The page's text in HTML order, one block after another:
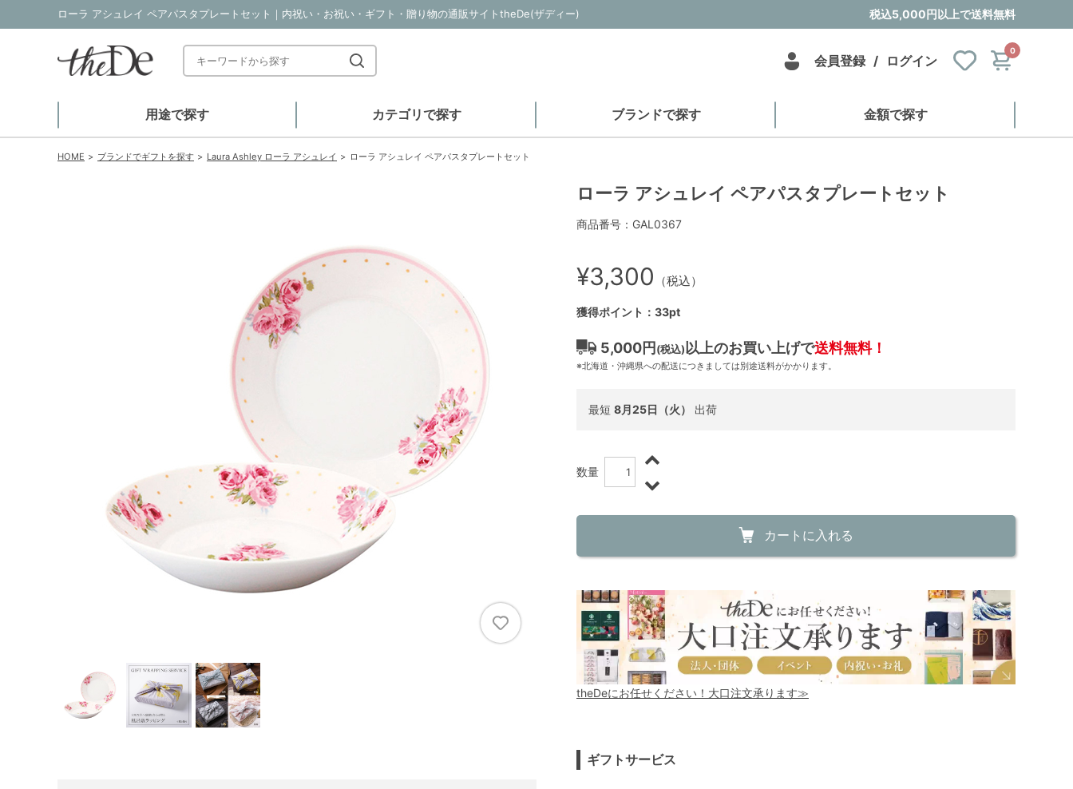
ローラ アシュレイ ペアパスタプレートセット｜内祝い・お祝い・ギフト・贈り物の通販サイトtheDe(ザディー) 税込5,000円以上で送料無料
会員登録 / ログイン
0
用途で探す カテゴリで探す ブランドで探す 金額で探す
HOME ブランドでギフトを探す Laura Ashley ローラ アシュレイ ローラ アシュレイ ペアパスタプレートセット
ローラ アシュレイ ペアパスタプレートセット
商品番号：GAL0367
¥3,300 （税込）
獲得ポイント：33pt
5,000円 (税込) 以上のお買い上げで送料無料！
※北海道・沖縄県への配送につきましては別途送料がかかります。
最短 8月25日（火） 出荷
数量
カートに入れる
theDeにお任せください！大口注文承ります≫
ギフトサービス